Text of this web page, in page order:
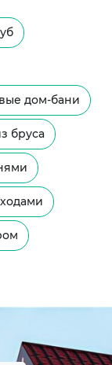
дом-бани
бруса